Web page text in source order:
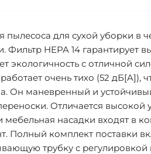
для сухой уборки в
Фильтр HEPA 14
с отличной
очень тихо (52
Он маневренный и
Отличается высокой
насадки входят в
Полный комплект поставки
трубку с